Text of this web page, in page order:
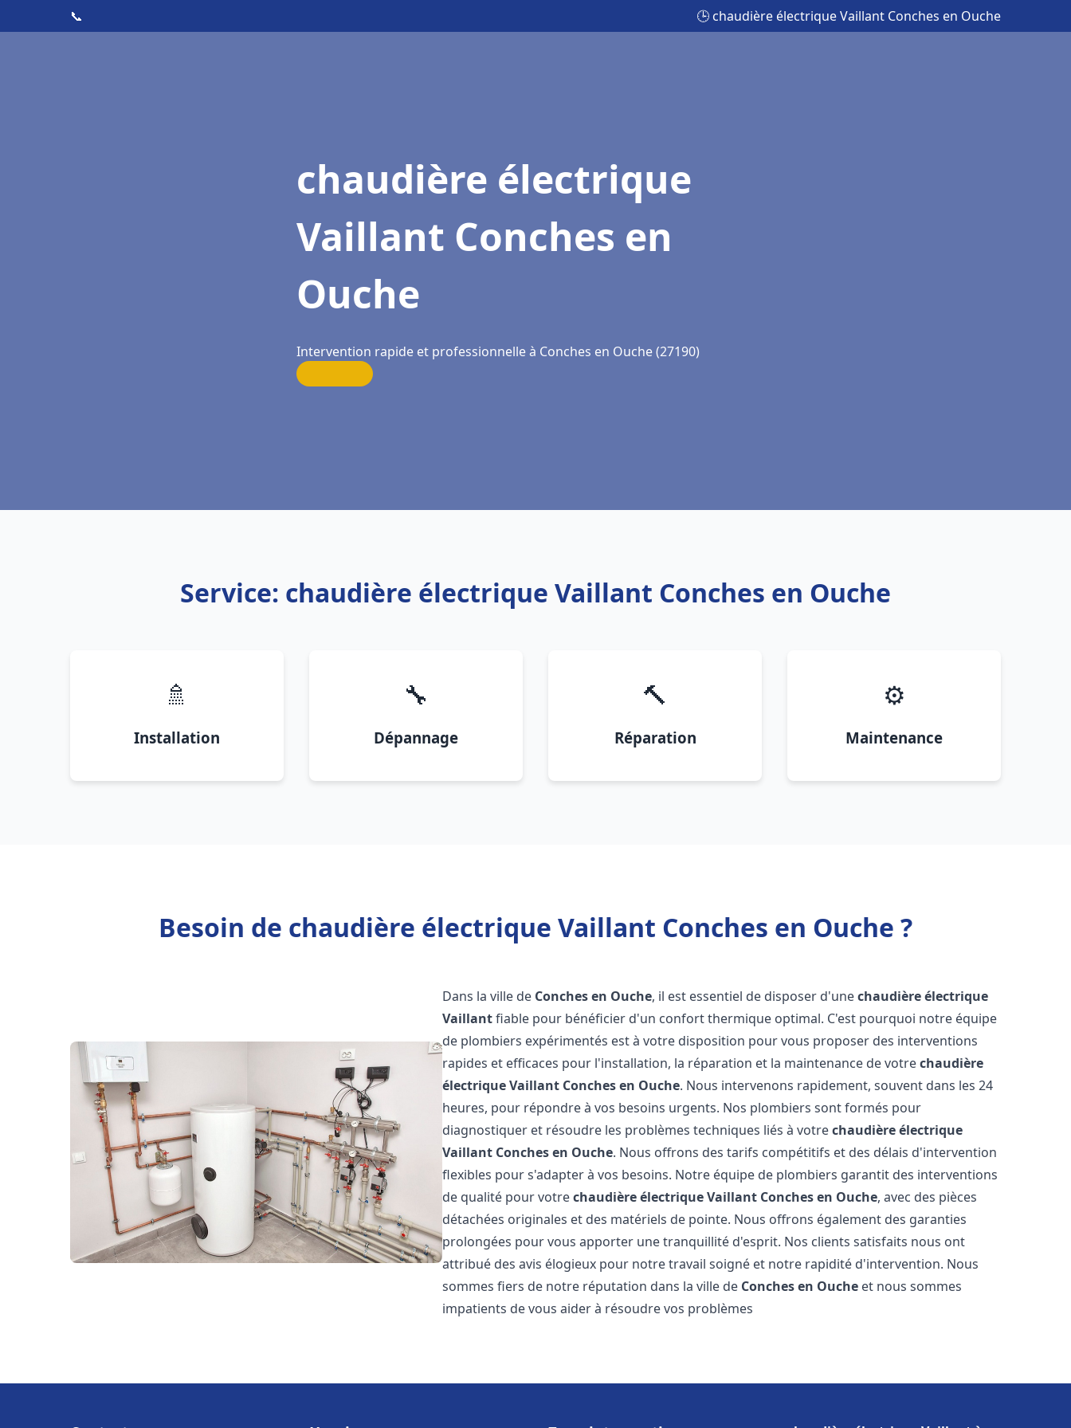
📞 🕒 chaudière électrique Vaillant Conches en Ouche
chaudière électrique
Vaillant Conches en
Ouche
Intervention rapide et professionnelle à Conches en Ouche (27190)
Service: chaudière électrique Vaillant Conches en Ouche
🚿
Installation
🔧
Dépannage
🔨
Réparation
⚙️
Maintenance
Besoin de chaudière électrique Vaillant Conches en Ouche ?
Dans la ville de Conches en Ouche, il est essentiel de disposer d'unechaudière électrique
Vaillantfiable pour bénéficier d'un confort thermique optimal. C'est pourquoi notre équipe
de plombiers expérimentés est à votre disposition pour vous proposer des interventions
rapides et efficaces pour l'installation, la réparation et la maintenance de votrechaudière
électrique Vaillant Conches en Ouche. Nous intervenons rapidement, souvent dans les 24
heures, pour répondre à vos besoins urgents. Nos plombiers sont formés pour
diagnostiquer et résoudre les problèmes techniques liés à votrechaudière électrique
Vaillant Conches en Ouche. Nous offrons des tarifs compétitifs et des délais d'intervention
flexibles pour s'adapter à vos besoins. Notre équipe de plombiers garantit des interventions
de qualité pour votrechaudière électrique Vaillant Conches en Ouche, avec des pièces
détachées originales et des matériels de pointe. Nous offrons également des garanties
prolongées pour vous apporter une tranquillité d'esprit. Nos clients satisfaits nous ont
attribué des avis élogieux pour notre travail soigné et notre rapidité d'intervention. Nous
sommes fiers de notre réputation dans la ville de Conches en Ouche et nous sommes
impatients de vous aider à résoudre vos problèmes